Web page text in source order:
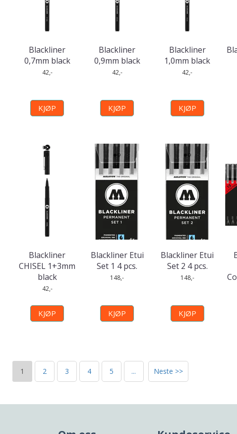
Blackliner
0,7mm black
42,-
KJØP
Blackliner
0,9mm black
42,-
KJØP
Blackliner
1,0mm black
42,-
KJØP
Blackliner
CHISEL 1+3mm
black
42,-
KJØP
Blackliner Etui
Set 1 4 pcs.
148,-
KJØP
Blackliner Etui
Set 2 4 pcs.
148,-
KJØP
1 2 3 4 5 ... Neste >>